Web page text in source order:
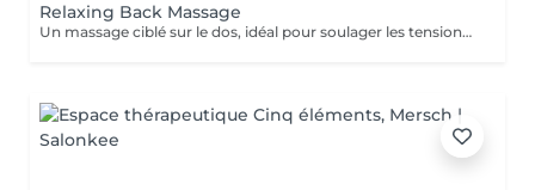
Relaxing Back Massage
Un massage ciblé sur le dos, idéal pour soulager les tensions accumulées, les raideurs musculaires et le stress. Peut être combiné avec un massage nuque-crâne ou pieds selon vos besoins.